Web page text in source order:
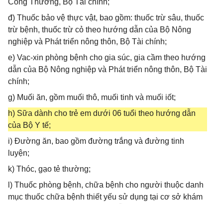
Công Thương, Bộ Tài chính;
đ) Thuốc bảo vệ thực vật, bao gồm: thuốc trừ sâu, thuốc
trừ bệnh, thuốc trừ cỏ theo hướng dẫn của Bộ Nông
nghiệp và Phát triển nông thôn, Bộ Tài chính;
e) Vac-xin phòng bệnh cho gia súc, gia cầm theo hướng
dẫn của Bộ Nông nghiệp và Phát triển nông thôn, Bộ Tài
chính;
g) Muối ăn, gồm muối thô, muối tinh và muối iốt;
h) Sữa dành cho trẻ em dưới 06 tuổi theo hướng dẫn
của Bộ Y tế;
i) Đường ăn, bao gồm đường trắng và đường tinh
luyện;
k) Thóc, gạo tẻ thường;
l) Thuốc phòng bệnh, chữa bệnh cho người thuộc danh
mục thuốc chữa bệnh thiết yếu sử dụng tại cơ sở khám